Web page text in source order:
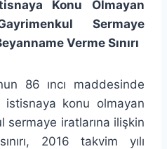
Konu Olmayan
Sermaye
Verme Sınırı
86 ıncı maddesinde
konu olmayan
sermaye iratlarına ilişkin
2016 takvim yılı